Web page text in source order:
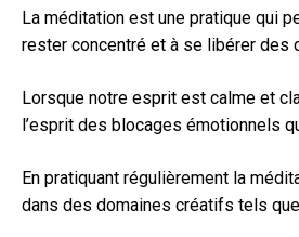
La méditation est une pratique qui
rester concentré et à se libérer des
Lorsque notre esprit est calme et
l’esprit des blocages émotionnels
En pratiquant régulièrement la
dans des domaines créatifs tels que